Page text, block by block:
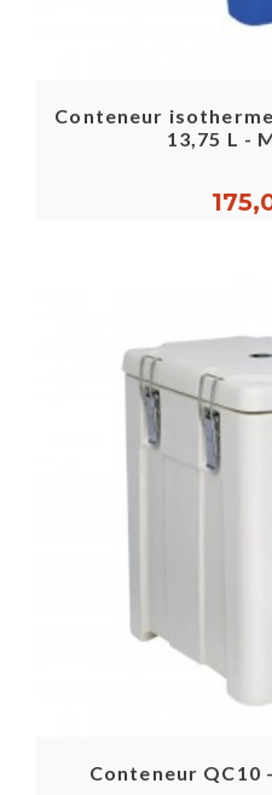
Conteneur
13,75 L -
Conteneur QC10